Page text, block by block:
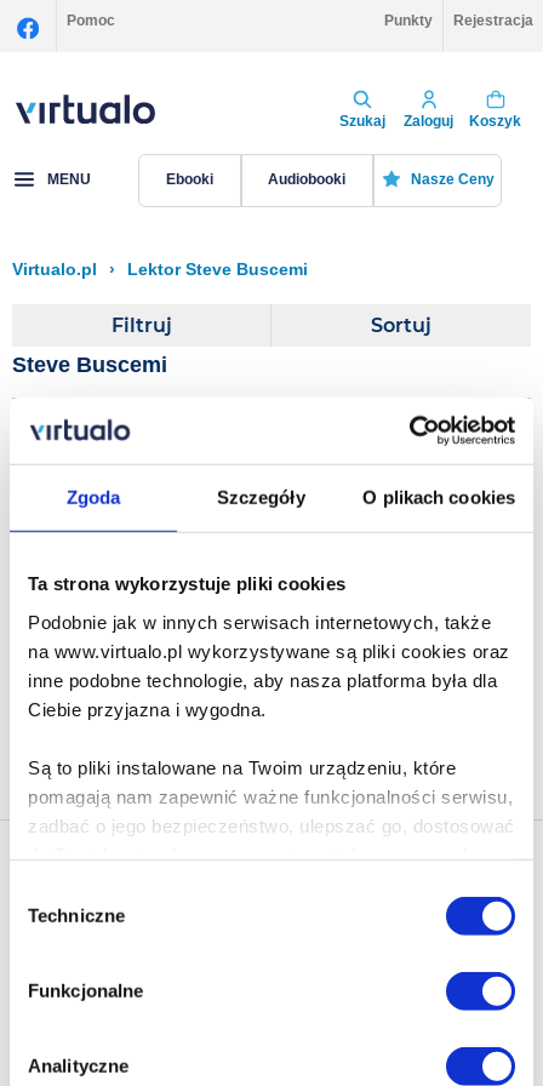
Zgoda Szczegóły O plikach cookies
Ta strona wykorzystuje pliki cookies
Podobnie jak w innych serwisach internetowych, także
na www.virtualo.pl wykorzystywane są pliki cookies oraz
inne podobne technologie, aby nasza platforma była dla
Ciebie przyjazna i wygodna.
Są to pliki instalowane na Twoim urządzeniu, które
pomagają nam zapewnić ważne funkcjonalności serwisu,
zadbać o jego bezpieczeństwo, ulepszać go, dostosować
Poza plikami, które są nam niezbędne do prawidłowego
i bezpiecznego działania serwisu - są także takie, które
wymagają Twojej zgody.
Każda udzielona zgoda poprawi Twoje doświadczenia
zgody
Techniczne
Funkcjonalne
Analityczne
Pomoc Punkty Rejestracja
Szukaj Zaloguj Koszyk
MENU Ebooki Audiobooki Nasze Ceny
Virtualo.pl › Lektor Steve Buscemi
Filtruj Sortuj
Steve Buscemi
Jerry Spinelli
Do koszyka Na prezent
Newsletter - rabat 10%
Klikając ZAPISZ SIĘ, zgadzasz się na otrzymywanie informacji
marketingowych dotyczących virtualo.pl oraz partnerów biznesowych
Zgodę można wycofać w każdym czasie w sposób określony w
Polityce Prywatności
dokonanego przed jej wycofaniem.